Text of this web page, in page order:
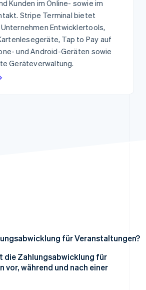
App-Marktplatz
Kunden im Online- sowie im
Stripe Terminal bietet
Entwicklertools,
Tap to Pay auf
und Android-Geräten sowie
Geräteverwaltung.
für Veranstaltungen?
die Zahlungsabwicklung für
vor, während und nach einer